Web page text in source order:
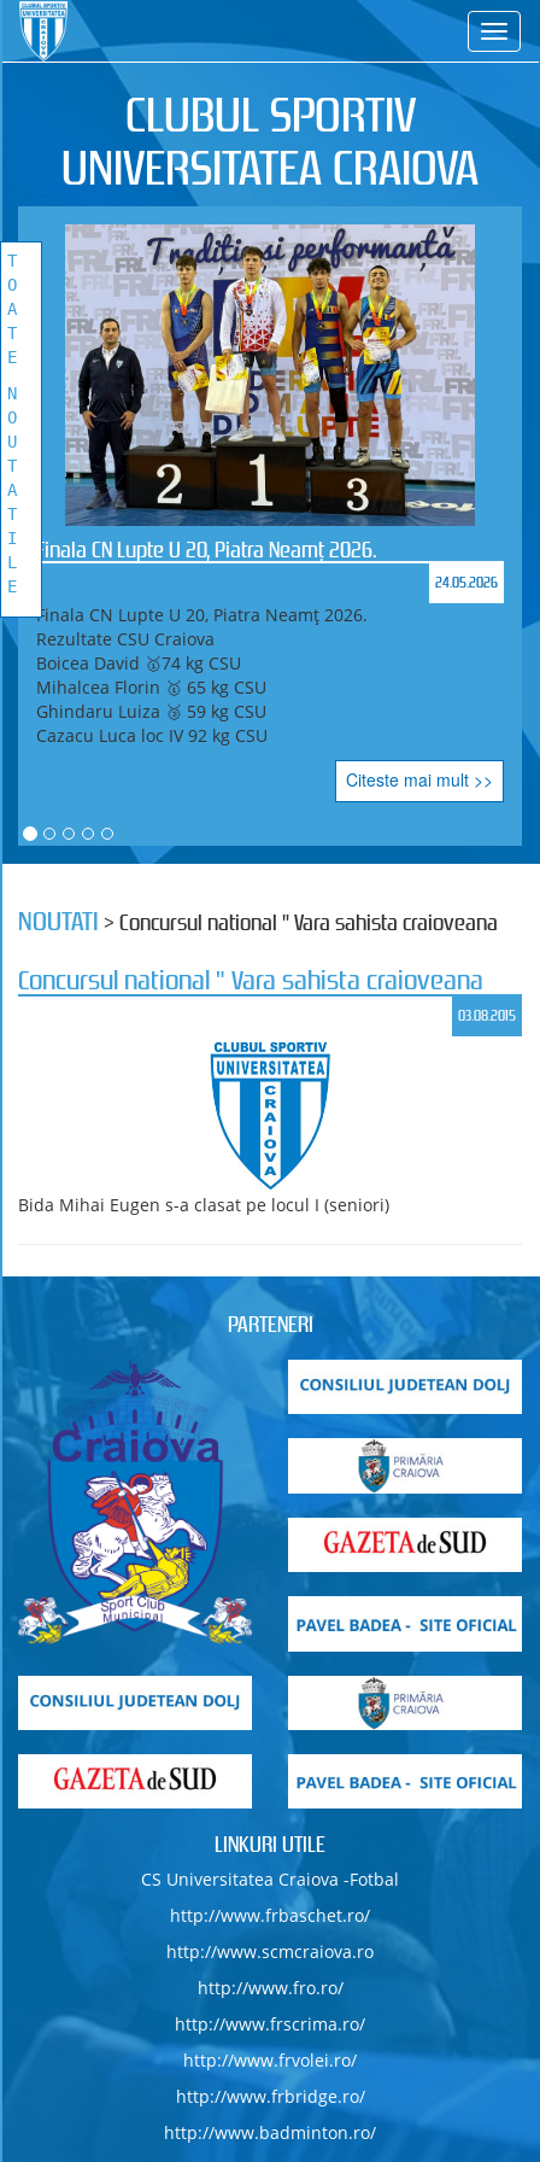
CS
CLUBUL SPORTIV
UNIVERSITATEA CRAIOVA
Finala CN Lupte U 20, Piatra Neamț 2026.
24.05.2026
Finala CN Lupte U 20, Piatra Neamț 2026.
Rezultate CSU Craiova
Boicea David 🥇74 kg CSU
Mihalcea Florin 🥇 65 kg CSU
Ghindaru Luiza 🥉 59 kg CSU
Cazacu Luca loc IV 92 kg CSU
Citeste mai mult >>
NOUTATI > Concursul national " Vara sahista craioveana
Concursul national " Vara sahista craioveana
03.08.2015
Bida Mihai Eugen s-a clasat pe locul I (seniori)
TOATE
NOUTATILE
Vezi toate stirile!
T
O
A
T
E
N
O
U
T
A
T
I
L
E
PARTENERI
LINKURI UTILE
CS Universitatea Craiova -Fotbal
http://www.frbaschet.ro/
http://www.scmcraiova.ro
http://www.fro.ro/
http://www.frscrima.ro/
http://www.frvolei.ro/
http://www.frbridge.ro/
http://www.badminton.ro/